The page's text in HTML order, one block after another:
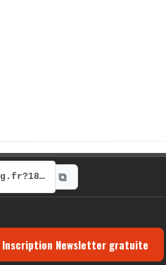
https://radio-g.fr?18832 ⧉
Inscription Newsletter gratuite